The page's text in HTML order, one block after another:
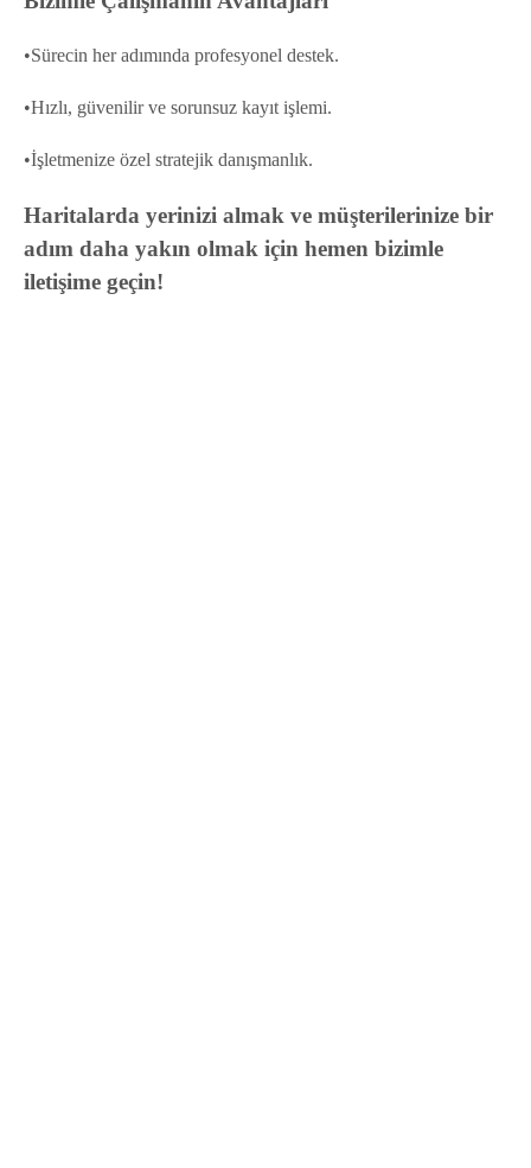
•Sürecin her adımında profesyonel destek.
•Hızlı, güvenilir ve sorunsuz kayıt işlemi.
•İşletmenize özel stratejik danışmanlık.
Haritalarda yerinizi almak ve müşterilerinize bir
adım daha yakın olmak için hemen bizimle
iletişime geçin!